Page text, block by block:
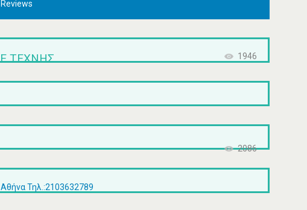
Reviews
ΤΕΧΝΗΣ 1946
Τηλ.:2103632789
2086